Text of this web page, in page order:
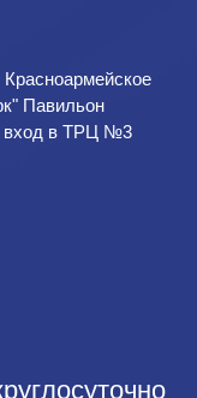
Павильон
вход в ТРЦ №3